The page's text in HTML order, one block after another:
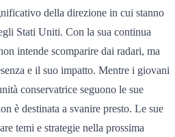
della direzione in cui stanno
Stati Uniti. Con la sua continua
intende scomparire dai radari, ma
e il suo impatto. Mentre i giovani
conservatrice seguono le sue
è destinata a svanire presto. Le sue
temi e strategie nella prossima